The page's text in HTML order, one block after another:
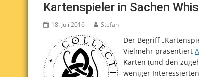
Kartenspieler in Sachen
18. Juli 2016 Stefan
Der Begriff
Vielmehr präsentiert
Karten (und den
weniger